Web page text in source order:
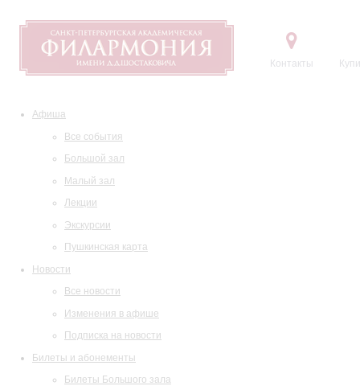
Контакты
Афиша
Все события
Большой зал
Малый зал
Лекции
Экскурсии
Пушкинская карта
Новости
Все новости
Изменения в афише
Подписка на новости
Билеты и абонементы
Билеты Большого зала